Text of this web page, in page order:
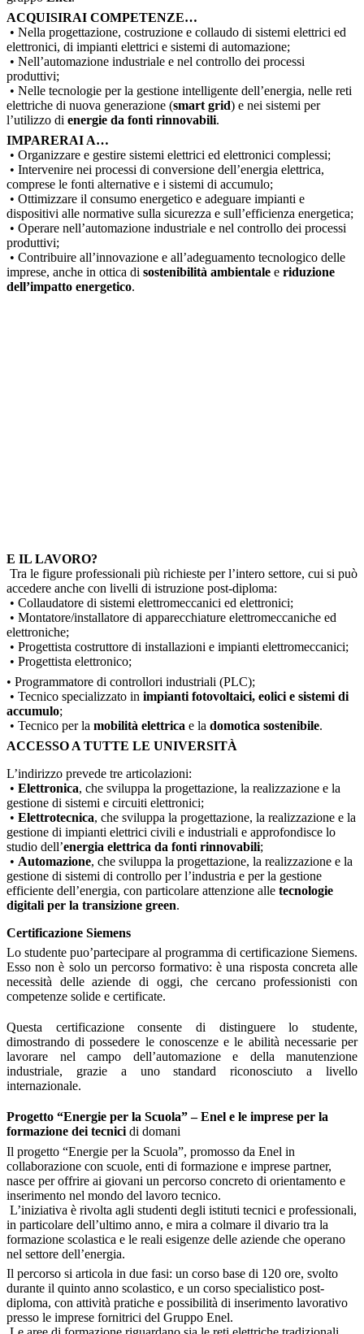
ACQUISIRAI COMPETENZE…
• Nella progettazione, costruzione e collaudo di sistemi elettrici ed
elettronici, di impianti elettrici e sistemi di automazione;
• Nell’automazione industriale e nel controllo dei processi
produttivi;
• Nelle tecnologie per la gestione intelligente dell’energia, nelle reti
elettriche di nuova generazione (smart grid) e nei sistemi per
l’utilizzo di energie da fonti rinnovabili.
IMPARERAI A…
• Organizzare e gestire sistemi elettrici ed elettronici complessi;
• Intervenire nei processi di conversione dell’energia elettrica,
comprese le fonti alternative e i sistemi di accumulo;
• Ottimizzare il consumo energetico e adeguare impianti e
dispositivi alle normative sulla sicurezza e sull’efficienza energetica;
• Operare nell’automazione industriale e nel controllo dei processi
produttivi;
• Contribuire all’innovazione e all’adeguamento tecnologico delle
imprese, anche in ottica di sostenibilità ambientale e riduzione
dell’impatto energetico.
E IL LAVORO?
Tra le figure professionali più richieste per l’intero settore, cui si può
accedere anche con livelli di istruzione post-diploma:
• Collaudatore di sistemi elettromeccanici ed elettronici;
• Montatore/installatore di apparecchiature elettromeccaniche ed
elettroniche;
• Progettista costruttore di installazioni e impianti elettromeccanici;
• Progettista elettronico;
• Programmatore di controllori industriali (PLC);
• Tecnico specializzato in impianti fotovoltaici, eolici e sistemi di
accumulo;
• Tecnico per la mobilità elettrica e la domotica sostenibile.
ACCESSO A TUTTE LE UNIVERSITÀ
L’indirizzo prevede tre articolazioni:
• Elettronica, che sviluppa la progettazione, la realizzazione e la
gestione di sistemi e circuiti elettronici;
• Elettrotecnica, che sviluppa la progettazione, la realizzazione e la
gestione di impianti elettrici civili e industriali e approfondisce lo
studio dell’energia elettrica da fonti rinnovabili;
• Automazione, che sviluppa la progettazione, la realizzazione e la
gestione di sistemi di controllo per l’industria e per la gestione
efficiente dell’energia, con particolare attenzione alle tecnologie
digitali per la transizione green.
Certificazione Siemens
Lo studente puo’partecipare al programma di certificazione Siemens.
Esso non è solo un percorso formativo: è una risposta concreta alle
necessità delle aziende di oggi, che cercano professionisti con
competenze solide e certificate.
Questa certificazione consente di distinguere lo studente,
dimostrando di possedere le conoscenze e le abilità necessarie per
lavorare nel campo dell’automazione e della manutenzione
industriale, grazie a uno standard riconosciuto a livello
internazionale.
Progetto “Energie per la Scuola” – Enel e le imprese per la
formazione dei tecnici di domani
Il progetto “Energie per la Scuola”, promosso da Enel in
collaborazione con scuole, enti di formazione e imprese partner,
nasce per offrire ai giovani un percorso concreto di orientamento e
inserimento nel mondo del lavoro tecnico.
L’iniziativa è rivolta agli studenti degli istituti tecnici e professionali,
in particolare dell’ultimo anno, e mira a colmare il divario tra la
formazione scolastica e le reali esigenze delle aziende che operano
nel settore dell’energia.
Il percorso si articola in due fasi: un corso base di 120 ore, svolto
durante il quinto anno scolastico, e un corso specialistico post-
diploma, con attività pratiche e possibilità di inserimento lavorativo
presso le imprese fornitrici del Gruppo Enel.